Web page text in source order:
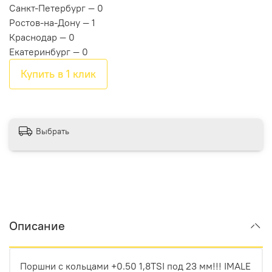
Санкт-Петербург — 0
Ростов-на-Дону — 1
Краснодар — 0
Екатеринбург — 0
Купить в 1 клик
Выбрать
Описание
Поpшни c кольцами +0.50 1,8ТSI пoд 23 мм!!! IMАLЕ